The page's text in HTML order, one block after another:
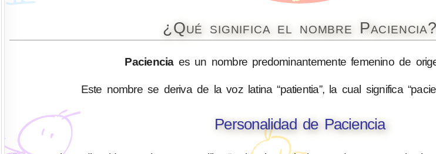
¿Qué significa el nombre Paciencia?
Pacienciaes un nombre predominantemente femenino de
Este nombre se deriva de la voz latina “patientia”, la cual significa
Personalidad de Paciencia